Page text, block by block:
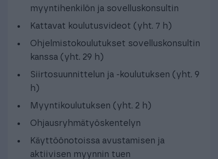
myyntihenkilön ja sovelluskonsultin
Kattavat koulutusvideot (yht. 7 h)
Ohjelmistokoulutukset sovelluskonsultin
kanssa (yht. 29 h)
Siirtosuunnittelun ja ‑koulutuksen (yht. 9
h)
Myyntikoulutuksen (yht. 2 h)
Ohjausryhmätyöskentelyn
Käyttöönotoissa avustamisen ja
aktiivisen myynnin tuen